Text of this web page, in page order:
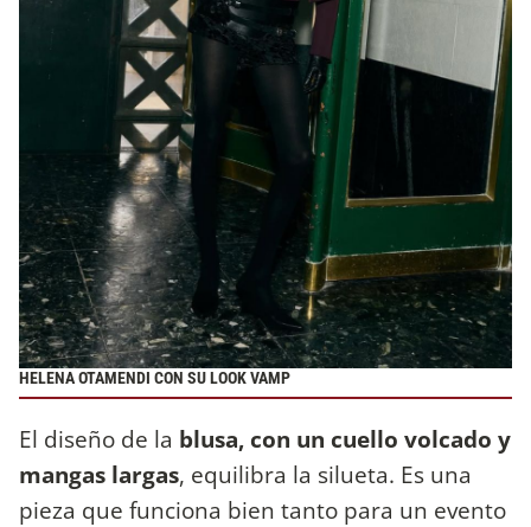
HELENA OTAMENDI CON SU LOOK VAMP
El diseño de la blusa, con un cuello volcado y
mangas largas, equilibra la silueta. Es una
pieza que funciona bien tanto para un evento